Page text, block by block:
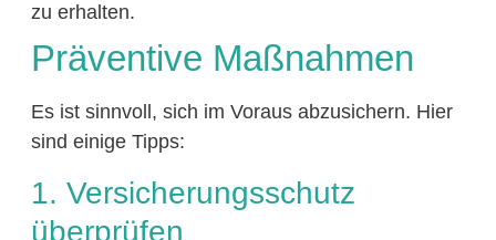
zu erhalten.
Präventive Maßnahmen
Es ist sinnvoll, sich im Voraus abzusichern. Hier
sind einige Tipps:
1. Versicherungsschutz
überprüfen